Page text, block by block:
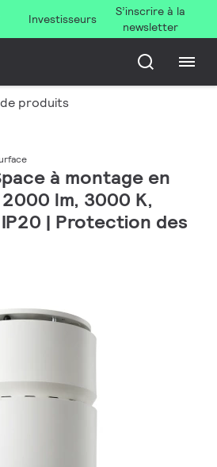
Investisseurs
S’inscrire à la
newsletter
produits
à montage en
lm, 3000 K,
| Protection des